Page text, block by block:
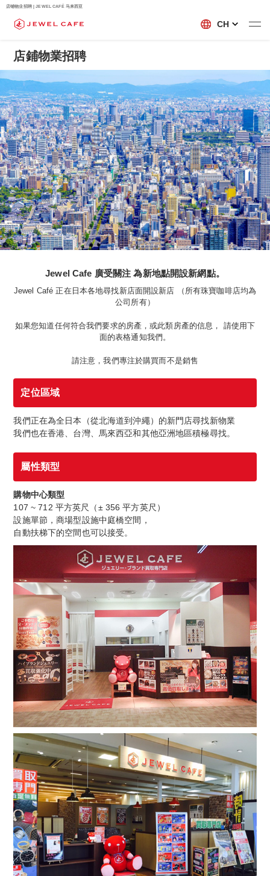
店铺物业招聘 | JEWEL CAFÉ 马来西亚
CH
店鋪物業招聘
Jewel Cafe 廣受關注 為新地點開設新網點。
Jewel Café 正在日本各地尋找新店面開設新店 （所有珠寶咖啡店均為
公司所有）
如果您知道任何符合我們要求的房產，或此類房產的信息， 請使用下
面的表格通知我們。
請注意，我們專注於購買而不是銷售
定位區域
我們正在為全日本（從北海道到沖繩）的新門店尋找新物業
我們也在香港、台灣、馬來西亞和其他亞洲地區積極尋找。
屬性類型
購物中心類型
107 ~ 712 平方英尺（± 356 平方英尺）
設施單節，商場型設施中庭橋空間，
自動扶梯下的空間也可以接受。